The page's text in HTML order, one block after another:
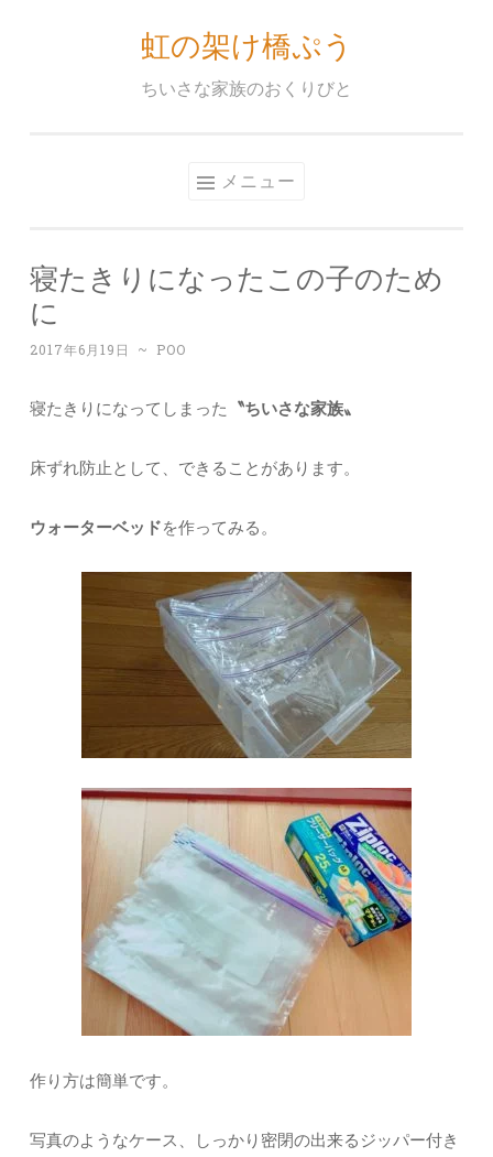
ッ
プ
虹の架け橋ぷう
ちいさな家族のおくりびと
メニュー
寝たきりになったこの子のため
に
2017年6月19日 ~ POO
寝たきりになってしまった 〝ちいさな家族〟
床ずれ防止として、できることがあります。
ウォーターベッドを作ってみる。
作り方は簡単です。
写真のようなケース、しっかり密閉の出来るジッパー付き